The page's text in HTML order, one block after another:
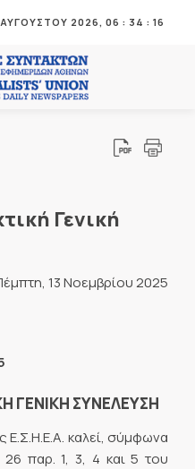
2026, 06 : 34 : 16
Γενική
13 Νοεμβρίου 2025
ΓΕΝΙΚΗ ΣΥΝΕΛΕΥΣΗ
Ε.Σ.Η.Ε.Α. καλεί, σύμφωνα
παρ. 1, 3, 4 και 5 του